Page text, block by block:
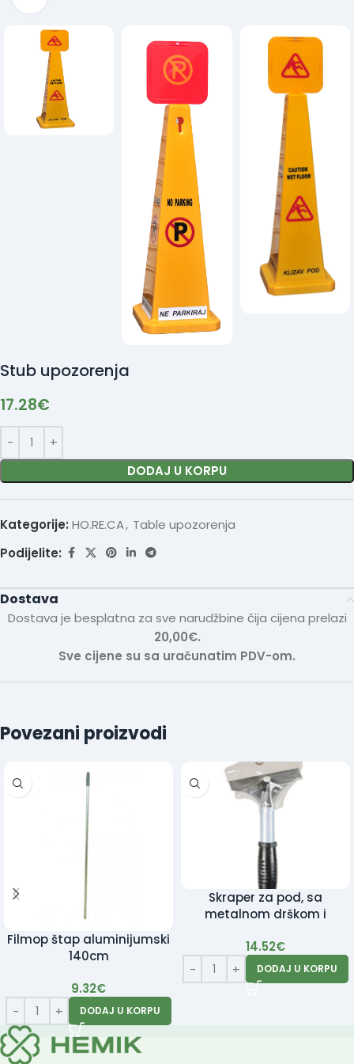
Stub upozorenja
17.28€
DODAJ U KORPU
Kategorije: HO.RE.CA, Table upozorenja
Podijelite:
Dostava
Dostava je besplatna za sve narudžbine čija cijena prelazi
20,00€.
Sve cijene su sa uračunatim PDV-om.
Povezani proizvodi
Filmop štap aluminijumski
140cm
9.32€
DODAJ U KORPU
Skraper za pod, sa
metalnom drškom i
14.52€
DODAJ U KORPU